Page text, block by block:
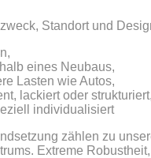
Standort und
eines Neubaus,
Lasten wie Autos,
lackiert oder
individualisiert
zählen zu
Extreme